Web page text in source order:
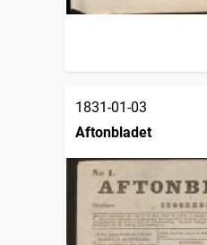
1831-01-03
Aftonbladet